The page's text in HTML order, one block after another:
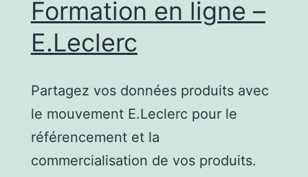
Formation en ligne –
E.Leclerc
Partagez vos données produits avec
le mouvement E.Leclerc pour le
référencement et la
commercialisation de vos produits.